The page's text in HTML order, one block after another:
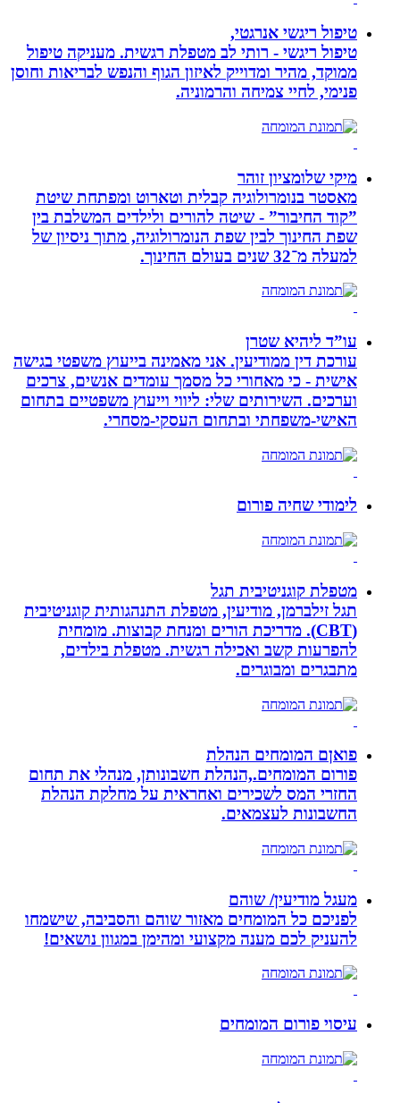
טיפול ריגשי אנרגטי,
טיפול ריגשי - רותי לב מטפלת רגשית. מעניקה טיפול
ממוקד, מהיר ומדוייק לאיזון הגוף והנפש לבריאות וחוסן
פנימי, לחיי צמיחה והרמוניה.
מיקי שלומציון זוהר
מאסטר בנומרולוגיה קבלית וטארוט ומפתחת שיטת
”קוד החיבור” - שיטה להורים ולילדים המשלבת בין
שפת החינוך לבין שפת הנומרולוגיה, מתוך ניסיון של
למעלה מ־32 שנים בעולם החינוך.
עו”ד ליהיא שטרן
עורכת דין ממודיעין. אני מאמינה בייעוץ משפטי בגישה
אישית - כי מאחורי כל מסמך עומדים אנשים, צרכים
וערכים. השירותים שלי: ליווי וייעוץ משפטיים בתחום
האישי-משפחתי ובתחום העסקי-מסחרי.
לימודי שחיה פורום
מטפלת קוגניטיבית תגל
תגל זילברמן, מודיעין, מטפלת התנהגותית קוגניטיבית
(CBT). מדריכת הורים ומנחת קבוצות. מומחית
להפרעות קשב ואכילה רגשית. מטפלת בילדים,
מתבגרים ומבוגרים.
פואןם המומחים הנהלת
פורום המומחים.,הנהלת חשבונותן, מנהלי את תחום
החזרי המס לשכירים ואחראית על מחלקת הנהלת
החשבונות לעצמאים.
מעגל מודיעין/ שוהם
לפניכם כל המומחים מאזור שוהם והסביבה, שישמחו
להעניק לכם מענה מקצועי ומהימן במגוון נושאים!
עיסוי פורום המומחים